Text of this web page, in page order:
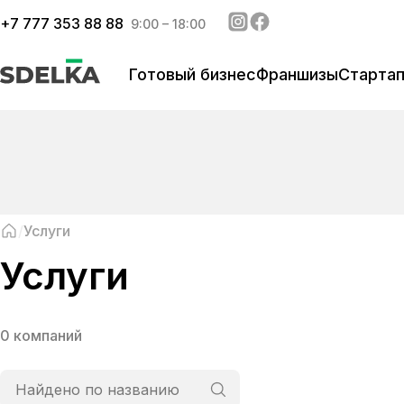
+7 777 353 88 88 9:00 – 18:00
Готовый бизнесФраншизы
Услуги
Услуги
0 компаний